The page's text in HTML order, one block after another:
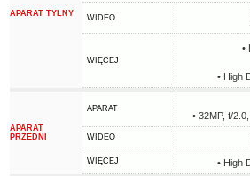
APARAT TYLNY WIDEO
WIĘCEJ
•
• High
APARAT
PRZEDNI
APARAT
• 32MP, f/
WIDEO
WIĘCEJ • High